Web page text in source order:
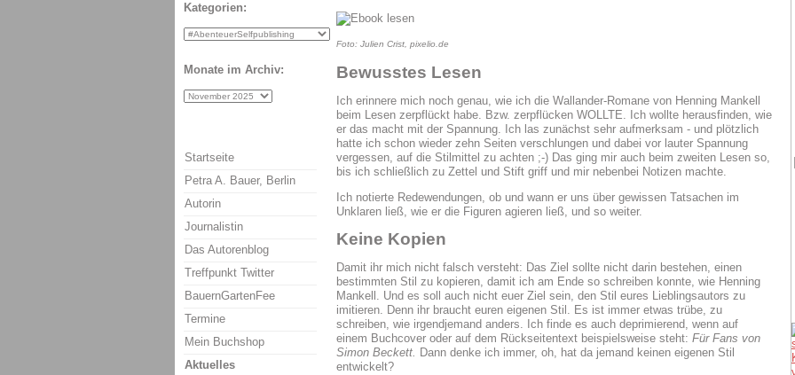
Foto: Julien Crist, pixelio.de
Bewusstes Lesen
Ich erinnere mich noch genau, wie ich die Wallander-Romane von Henning Mankell
beim Lesen zerpflückt habe. Bzw. zerpflücken WOLLTE. Ich wollte herausfinden, wie
er das macht mit der Spannung. Ich las zunächst sehr aufmerksam - und plötzlich
hatte ich schon wieder zehn Seiten verschlungen und dabei vor lauter Spannung
vergessen, auf die Stilmittel zu achten ;-) Das ging mir auch beim zweiten Lesen so,
bis ich schließlich zu Zettel und Stift griff und mir nebenbei Notizen machte.
Ich notierte Redewendungen, ob und wann er uns über gewissen Tatsachen im
Unklaren ließ, wie er die Figuren agieren ließ, und so weiter.
Keine Kopien
Damit ihr mich nicht falsch versteht: Das Ziel sollte nicht darin bestehen, einen
bestimmten Stil zu kopieren, damit ich am Ende so schreiben konnte, wie Henning
Mankell. Und es soll auch nicht euer Ziel sein, den Stil eures Lieblingsautors zu
imitieren. Denn ihr braucht euren eigenen Stil. Es ist immer etwas trübe, zu
schreiben, wie irgendjemand anders. Ich finde es auch deprimierend, wenn auf
einem Buchcover oder auf dem Rückseitentext beispielsweise steht: Für Fans von
Simon Beckett. Dann denke ich immer, oh, hat da jemand keinen eigenen Stil
entwickelt?
Kategorien:
Monate im Archiv:
Startseite
Petra A. Bauer, Berlin
Autorin
Journalistin
Das Autorenblog
Treffpunkt Twitter
BauernGartenFee
Termine
Mein Buchshop
Aktuelles